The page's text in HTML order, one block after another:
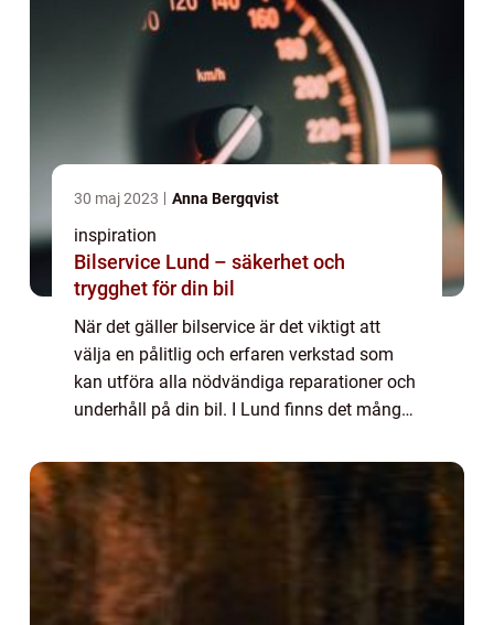
30 maj 2023 Anna Bergqvist
inspiration
Bilservice Lund – säkerhet och
trygghet för din bil
När det gäller bilservice är det viktigt att
välja en pålitlig och erfaren verkstad som
kan utföra alla nödvändiga reparationer och
underhåll på din bil. I Lund finns det många